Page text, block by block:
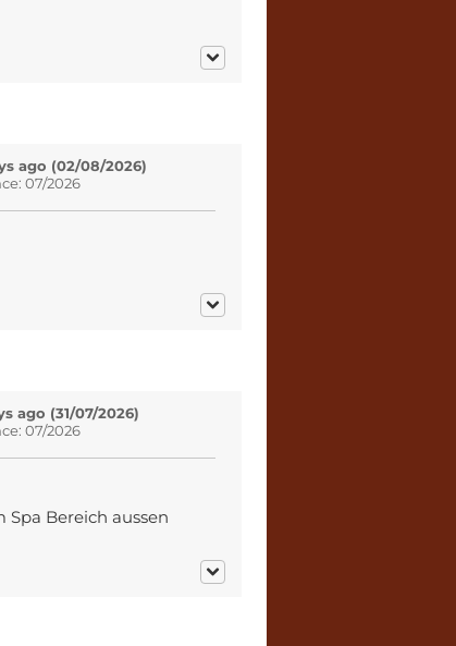
ago (02/08/2026)
07/2026
ago (31/07/2026)
07/2026
Bereich aussen